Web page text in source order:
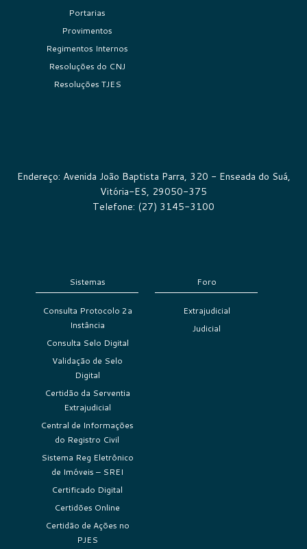
Portarias
Provimentos
Regimentos Internos
Resoluções do CNJ
Resoluções TJES
Endereço: Avenida João Baptista Parra, 320 - Enseada do Suá,
Vitória-ES, 29050-375
Telefone: (27) 3145-3100
Sistemas
Consulta Protocolo 2a
Instância
Consulta Selo Digital
Validação de Selo
Digital
Certidão da Serventia
Extrajudicial
Central de Informações
do Registro Civil
Sistema Reg Eletrônico
de Imóveis – SREI
Certificado Digital
Certidões Online
Certidão de Ações no
PJES
Foro
Extrajudicial
Judicial